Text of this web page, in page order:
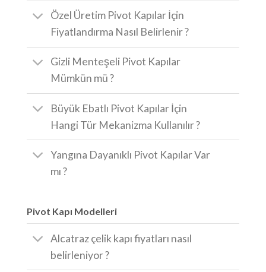
Özel Üretim Pivot Kapılar İçin
Fiyatlandırma Nasıl Belirlenir ?
Gizli Menteşeli Pivot Kapılar
Mümkün mü ?
Büyük Ebatlı Pivot Kapılar İçin
Hangi Tür Mekanizma Kullanılır ?
Yangına Dayanıklı Pivot Kapılar Var
mı ?
Pivot Kapı Modelleri
Alcatraz çelik kapı fiyatları nasıl
belirleniyor ?